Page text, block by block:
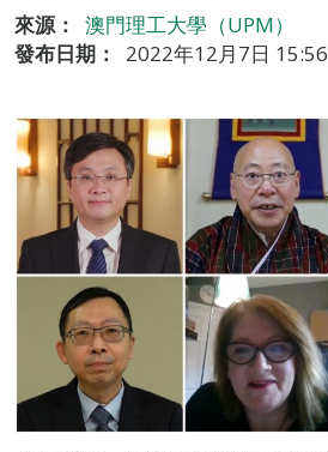
來源：
澳門理工大學（UPM）
發布日期：
2022年12月7日 15:56